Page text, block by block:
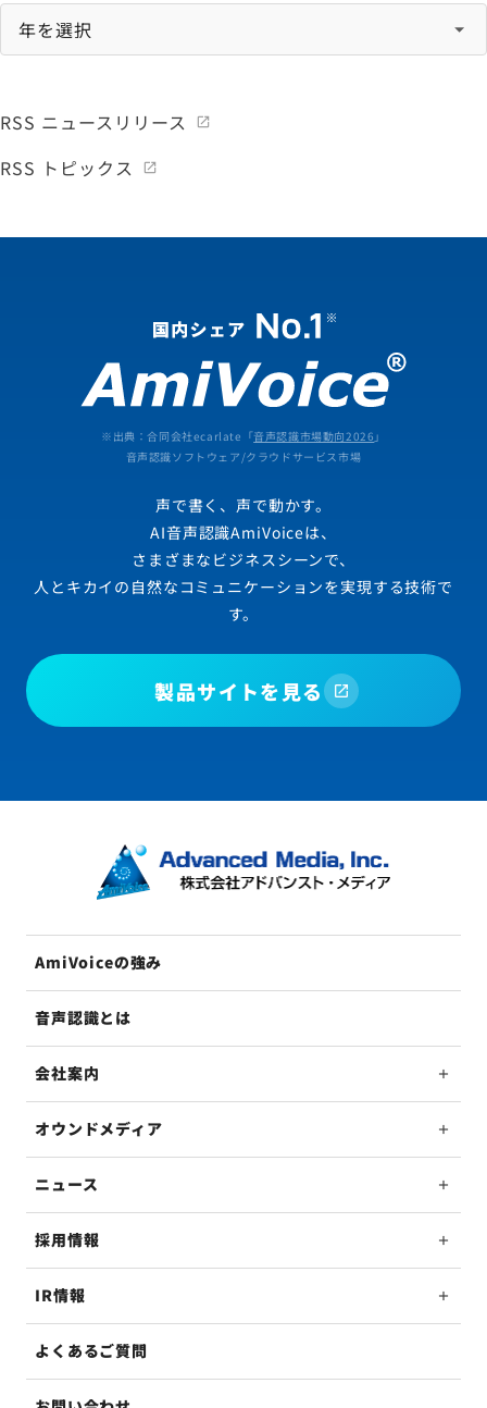
RSS ニュースリリース
RSS トピックス
※出典：合同会社ecarlate「音声認識市場動向2026 」
音声認識ソフトウェア/クラウドサービス市場
声で書く、声で動かす。
AI音声認識AmiVoiceは、
さまざまなビジネスシーンで、
人とキカイの自然なコミュニケーションを実現する技術で
す。
製品サイトを見る
AmiVoiceの強み
音声認識とは
会社案内
オウンドメディア
ニュース
採用情報
IR情報
よくあるご質問